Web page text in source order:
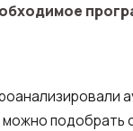
можно подобрать